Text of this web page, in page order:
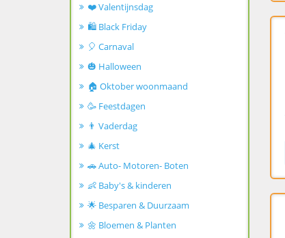
❤️ Valentijnsdag
🛍️ Black Friday
🎈 Carnaval
🎃 Halloween
🏠 Oktober woonmaand
🥳 Feestdagen
👨 Vaderdag
🎄 Kerst
🚗 Auto- Motoren- Boten
👶 Baby's & kinderen
🌟 Besparen & Duurzaam
🌼 Bloemen & Planten